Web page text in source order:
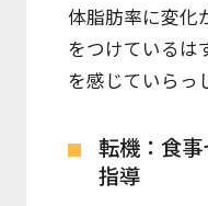
体脂肪率に変化
をつけている
を感じていらっ
転機：食
指導